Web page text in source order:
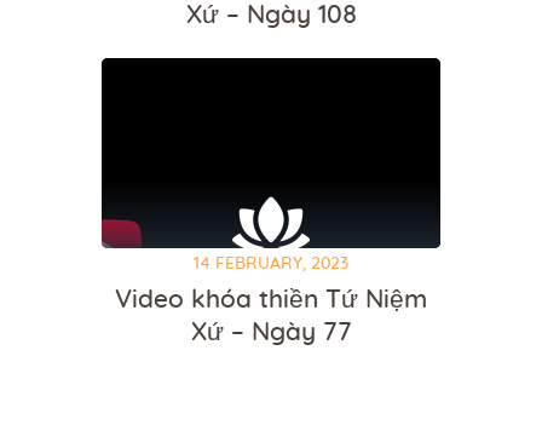
Xứ – Ngày 108
14 FEBRUARY, 2023
Video khóa thiền Tứ Niệm
Xứ – Ngày 77